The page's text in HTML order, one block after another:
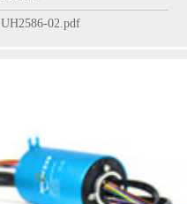
UH2586-02.pdf